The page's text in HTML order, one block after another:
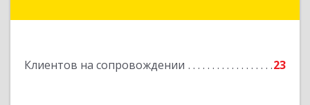
Клиентов на сопровождении 23